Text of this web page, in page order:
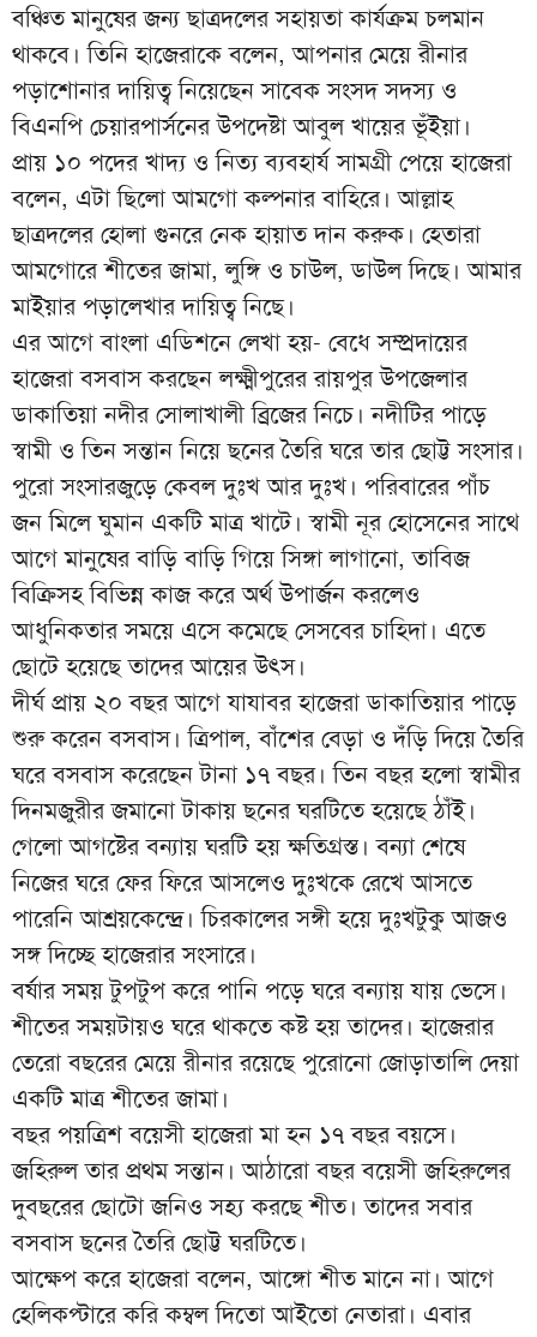
বঞ্চিত মানুষের জন্য ছাত্রদলের সহায়তা কার্যক্রম চলমান
থাকবে। তিনি হাজেরাকে বলেন, আপনার মেয়ে রীনার
পড়াশোনার দায়িত্ব নিয়েছেন সাবেক সংসদ সদস্য ও
বিএনপি চেয়ারপার্সনের উপদেষ্টা আবুল খায়ের ভূঁইয়া।
প্রায় ১০ পদের খাদ্য ও নিত্য ব্যবহার্য সামগ্রী পেয়ে হাজেরা
বলেন, এটা ছিলো আমগো কল্পনার বাহিরে। আল্লাহ
ছাত্রদলের হোলা গুনরে নেক হায়াত দান করুক। হেতারা
আমগোরে শীতের জামা, লুঙ্গি ও চাউল, ডাউল দিছে। আমার
মাইয়ার পড়ালেখার দায়িত্ব নিছে।
এর আগে বাংলা এডিশনে লেখা হয়- বেধে সম্প্রদায়ের
হাজেরা বসবাস করছেন লক্ষ্মীপুরের রায়পুর উপজেলার
ডাকাতিয়া নদীর সোলাখালী ব্রিজের নিচে। নদীটির পাড়ে
স্বামী ও তিন সন্তান নিয়ে ছনের তৈরি ঘরে তার ছোট্ট সংসার।
পুরো সংসারজুড়ে কেবল দুঃখ আর দুঃখ। পরিবারের পাঁচ
জন মিলে ঘুমান একটি মাত্র খাটে। স্বামী নূর হোসেনের সাথে
আগে মানুষের বাড়ি বাড়ি গিয়ে সিঙ্গা লাগানো, তাবিজ
বিক্রিসহ বিভিন্ন কাজ করে অর্থ উপার্জন করলেও
আধুনিকতার সময়ে এসে কমেছে সেসবের চাহিদা। এতে
ছোটে হয়েছে তাদের আয়ের উৎস।
দীর্ঘ প্রায় ২০ বছর আগে যাযাবর হাজেরা ডাকাতিয়ার পাড়ে
শুরু করেন বসবাস। ত্রিপাল, বাঁশের বেড়া ও দঁড়ি দিয়ে তৈরি
ঘরে বসবাস করেছেন টানা ১৭ বছর। তিন বছর হলো স্বামীর
দিনমজুরীর জমানো টাকায় ছনের ঘরটিতে হয়েছে ঠাঁই।
গেলো আগষ্টের বন্যায় ঘরটি হয় ক্ষতিগ্রস্ত। বন্যা শেষে
নিজের ঘরে ফের ফিরে আসলেও দুঃখকে রেখে আসতে
পারেনি আশ্রয়কেন্দ্রে। চিরকালের সঙ্গী হয়ে দুঃখটুকু আজও
সঙ্গ দিচ্ছে হাজেরার সংসারে।
বর্ষার সময় টুপটুপ করে পানি পড়ে ঘরে বন্যায় যায় ভেসে।
শীতের সময়টায়ও ঘরে থাকতে কষ্ট হয় তাদের। হাজেরার
তেরো বছরের মেয়ে রীনার রয়েছে পুরোনো জোড়াতালি দেয়া
একটি মাত্র শীতের জামা।
বছর পয়ত্রিশ বয়েসী হাজেরা মা হন ১৭ বছর বয়সে।
জহিরুল তার প্রথম সন্তান। আঠারো বছর বয়েসী জহিরুলের
দুবছরের ছোটো জনিও সহ্য করছে শীত। তাদের সবার
বসবাস ছনের তৈরি ছোট্ট ঘরটিতে।
আক্ষেপ করে হাজেরা বলেন, আঙ্গো শীত মানে না। আগে
হেলিকপ্টারে করি কম্বল দিতো আইতো নেতারা। এবার